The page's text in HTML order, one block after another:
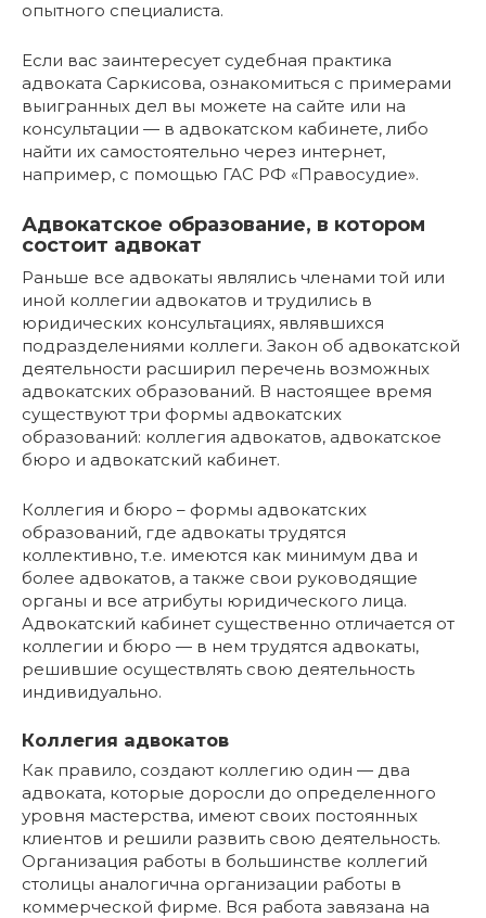
опытного специалиста.
Если вас заинтересует судебная практика
адвоката Саркисова, ознакомиться с примерами
выигранных дел вы можете на сайте или на
консультации — в адвокатском кабинете, либо
найти их самостоятельно через интернет,
например, с помощью ГАС РФ «Правосудие».
Адвокатское образование, в котором
состоит адвокат
Раньше все адвокаты являлись членами той или
иной коллегии адвокатов и трудились в
юридических консультациях, являвшихся
подразделениями коллеги. Закон об адвокатской
деятельности расширил перечень возможных
адвокатских образований. В настоящее время
существуют три формы адвокатских
образований: коллегия адвокатов, адвокатское
бюро и адвокатский кабинет.
Коллегия и бюро – формы адвокатских
образований, где адвокаты трудятся
коллективно, т.е. имеются как минимум два и
более адвокатов, а также свои руководящие
органы и все атрибуты юридического лица.
Адвокатский кабинет существенно отличается от
коллегии и бюро — в нем трудятся адвокаты,
решившие осуществлять свою деятельность
индивидуально.
Коллегия адвокатов
Как правило, создают коллегию один — два
адвоката, которые доросли до определенного
уровня мастерства, имеют своих постоянных
клиентов и решили развить свою деятельность.
Организация работы в большинстве коллегий
столицы аналогична организации работы в
коммерческой фирме. Вся работа завязана на